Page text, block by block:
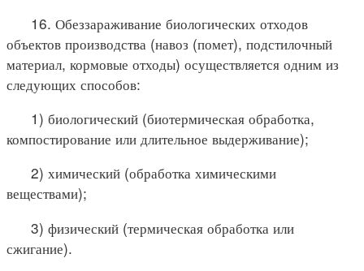
16. Обеззараживание биологических отходов
объектов производства (навоз (помет), подстилочный
материал, кормовые отходы) осуществляется одним из
следующих способов:
1) биологический (биотермическая обработка,
компостирование или длительное выдерживание);
2) химический (обработка химическими
веществами);
3) физический (термическая обработка или
сжигание).